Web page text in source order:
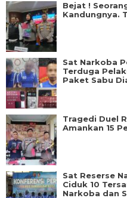
Bejat !
Kandungnya.
Sat Narkoba
Terduga
Paket Sabu
Tragedi Duel
Amankan 15
Sat Reserse
Ciduk 10
Narkoba dan